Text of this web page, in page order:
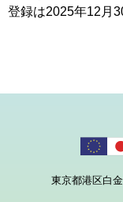
登録は2025年12月
東京都港区白